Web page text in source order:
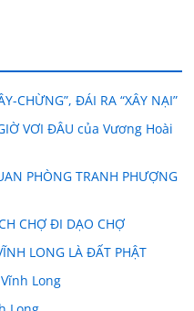
CHỪNG”, ĐÁI RA “XÂY NẠI”
VƠI ĐÂU của Vương Hoài
PHÒNG TRANH PHƯỢNG
CHỢ ĐI DẠO CHỢ
LONG LÀ ĐẤT PHẬT
Long